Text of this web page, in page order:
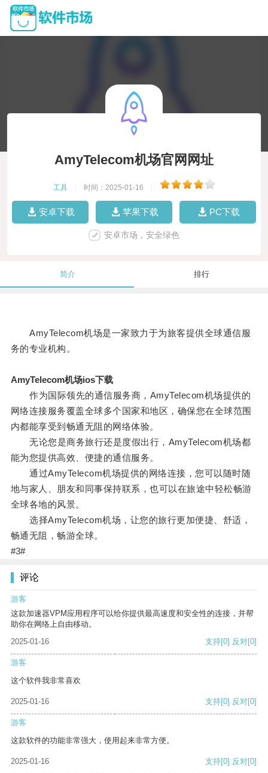
AmyTelecom机场官网网址
工具 时间：2025-01-16
安卓下载 苹果下载 PC下载
安卓市场，安全绿色
简介 排行
AmyTelecom机场是一家致力于为旅客提供全球通信服
务的专业机构。
AmyTelecom机场ios下载
作为国际领先的通信服务商，AmyTelecom机场提供的
网络连接服务覆盖全球多个国家和地区，确保您在全球范围
内都能享受到畅通无阻的网络体验。
无论您是商务旅行还是度假出行，AmyTelecom机场都
能为您提供高效、便捷的通信服务。
通过AmyTelecom机场提供的网络连接，您可以随时随
地与家人、朋友和同事保持联系，也可以在旅途中轻松畅游
全球各地的风景。
选择AmyTelecom机场，让您的旅行更加便捷、舒适，
畅通无阻，畅游全球。
#3#
评论
游客
这款加速器VPM应用程序可以给你提供最高速度和安全性的连接，并帮
助你在网络上自由移动。
2025-01-16
支持[0] 反对[0]
游客
这个软件我非常喜欢
2025-01-16 支持[0] 反对[0]
游客
这款软件的功能非常强大，使用起来非常方便。
2025-01-16 支持[0] 反对[0]